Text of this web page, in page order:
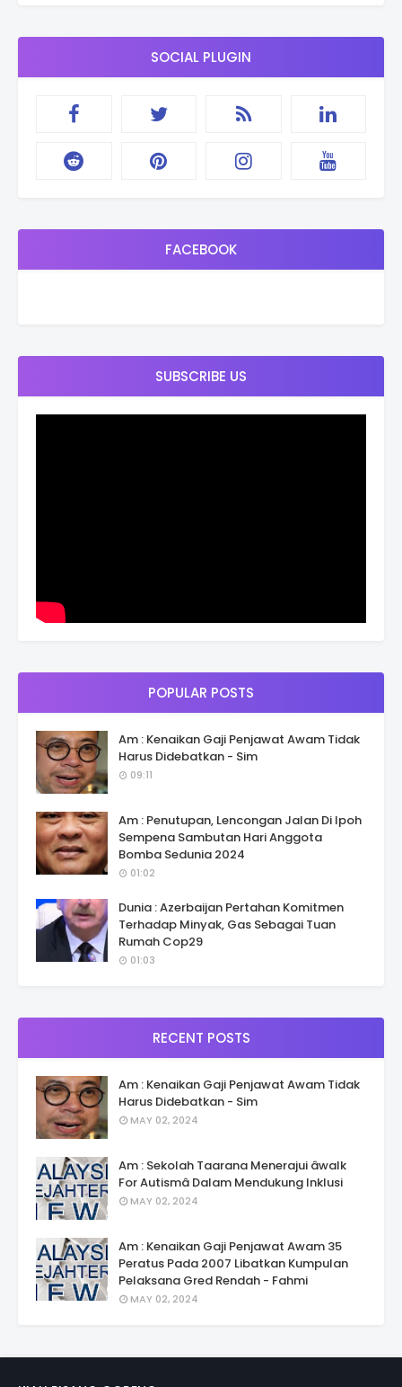
SOCIAL PLUGIN
FACEBOOK
SUBSCRIBE US
POPULAR POSTS
Am : Kenaikan Gaji Penjawat Awam Tidak
Harus Didebatkan - Sim
09:11
Am : Penutupan, Lencongan Jalan Di Ipoh
Sempena Sambutan Hari Anggota
Bomba Sedunia 2024
01:02
Dunia : Azerbaijan Pertahan Komitmen
Terhadap Minyak, Gas Sebagai Tuan
Rumah Cop29
01:03
RECENT POSTS
Am : Kenaikan Gaji Penjawat Awam Tidak
Harus Didebatkan - Sim
MAY 02, 2024
Am : Sekolah Taarana Menerajui âwalk
For Autismâ Dalam Mendukung Inklusi
MAY 02, 2024
Am : Kenaikan Gaji Penjawat Awam 35
Peratus Pada 2007 Libatkan Kumpulan
Pelaksana Gred Rendah - Fahmi
MAY 02, 2024